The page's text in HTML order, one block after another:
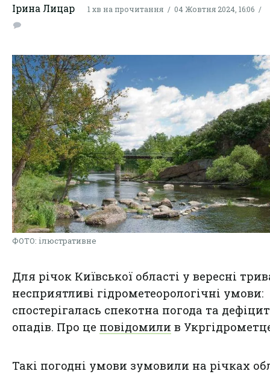
Ірина Лицар 1 хв на прочитання 04 Жовтня 2024, 16:06
ФОТО: ілюстративне
Для річок Київської області у вересні
несприятливі гідрометеорологічні умови:
спостерігалась спекотна погода та дефіцит
опадів. Про це повідомили в
Такі погодні умови зумовили на річках